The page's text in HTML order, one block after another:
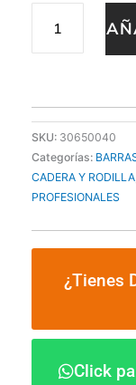
PLASTICO
37cm
cantidad
SKU: 30650040
Categorías:
CADERA Y RODILLA
PROFESIONALES
¿Tienes
Click